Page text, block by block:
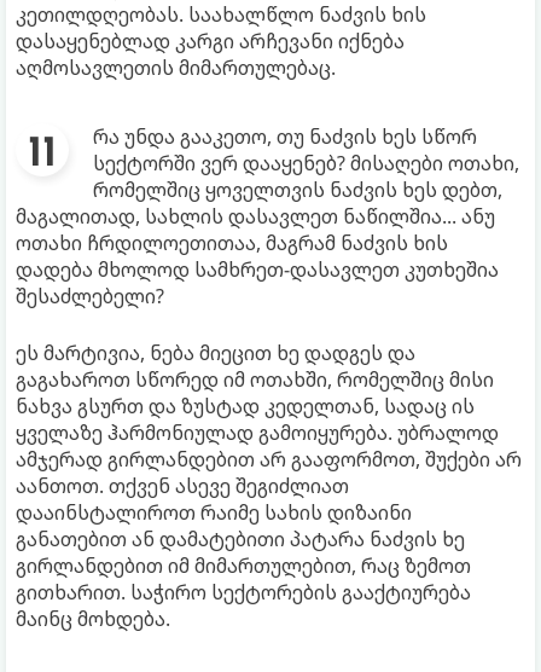
კეთილდღეობას. საახალწლო ნაძვის ხის
დასაყენებლად კარგი არჩევანი იქნება
აღმოსავლეთის მიმართულებაც.
რა უნდა გააკეთო, თუ ნაძვის ხეს სწორ
სექტორში ვერ დააყენებ? მისაღები ოთახი,
რომელშიც ყოველთვის ნაძვის ხეს დებთ,
მაგალითად, სახლის დასავლეთ ნაწილშია... ანუ
ოთახი ჩრდილოეთითაა, მაგრამ ნაძვის ხის
დადება მხოლოდ სამხრეთ-დასავლეთ კუთხეშია
შესაძლებელი?
ეს მარტივია, ნება მიეცით ხე დადგეს და
გაგახაროთ სწორედ იმ ოთახში, რომელშიც მისი
ნახვა გსურთ და ზუსტად კედელთან, სადაც ის
ყველაზე ჰარმონიულად გამოიყურება. უბრალოდ
ამჯერად გირლანდებით არ გააფორმოთ, შუქები არ
აანთოთ. თქვენ ასევე შეგიძლიათ
დააინსტალიროთ რაიმე სახის დიზაინი
განათებით ან დამატებითი პატარა ნაძვის ხე
გირლანდებით იმ მიმართულებით, რაც ზემოთ
გითხარით. საჭირო სექტორების გააქტიურება
მაინც მოხდება.